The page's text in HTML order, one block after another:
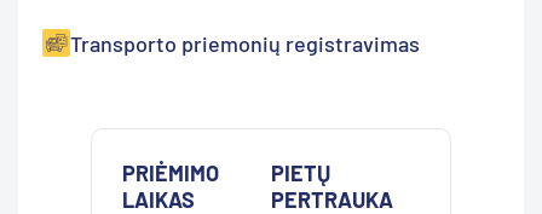
Transporto priemonių registravimas
PRIĖMIMO
LAIKAS
PIETŲ
PERTRAUKA